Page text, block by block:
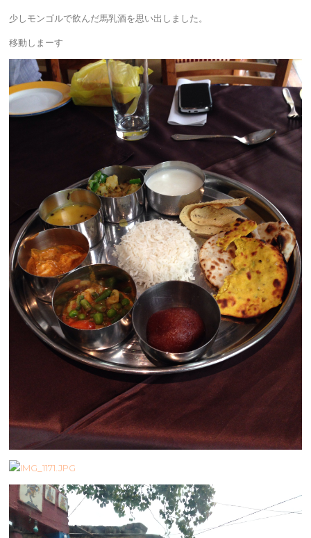
少しモンゴルで飲んだ馬乳酒を思い出しました。
移動しまーす